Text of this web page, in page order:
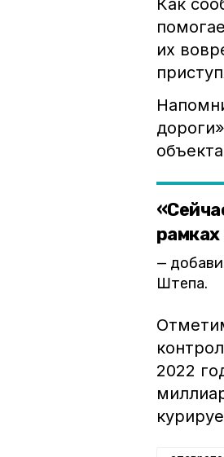
Как
их
рамках
Штепа.
2022